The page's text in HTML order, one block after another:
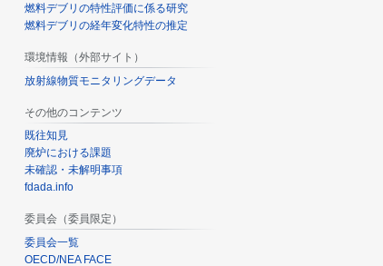
燃料デブリの特性評価に係る研究
燃料デブリの経年変化特性の推定
環境情報（外部サイト）
放射線物質モニタリングデータ
その他のコンテンツ
既往知見
廃炉における課題
未確認・未解明事項
fdada.info
委員会（委員限定）
委員会一覧
OECD/NEA FACE